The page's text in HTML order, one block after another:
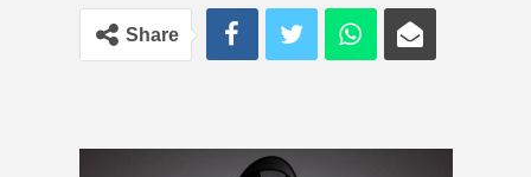
Share